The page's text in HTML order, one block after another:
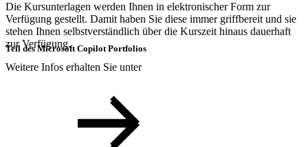
Die Kursunterlagen werden Ihnen in elektronischer Form zur
Verfügung gestellt. Damit haben Sie diese immer griffbereit und sie
stehen Ihnen selbstverständlich über die Kurszeit hinaus dauerhaft
zur Verfügung.
Weitere Infos erhalten Sie unter
Teil des Microsoft Copilot Portfolios